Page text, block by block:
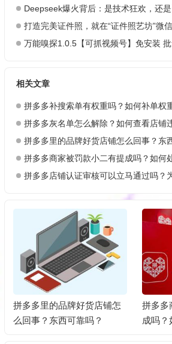
Deepseek爆火背后：是技术狂欢，还是资
打造完美证件照，就在“证件照艺坊”微
万能嗅探1.0.5【可抓视频号】免安装 批量抓取
相关文章
拼多多补搜索单有权重吗？如何补单权
拼多多灰名单怎么解除？如何查看店铺
拼多多里的品牌好货店铺怎么回事？东
拼多多商家被罚款小二有提成吗？如何
拼多多店铺认证审核可以立马通过吗？
拼多多商家被罚款小二有提
成吗？如何处罚？
拼多多
马通过